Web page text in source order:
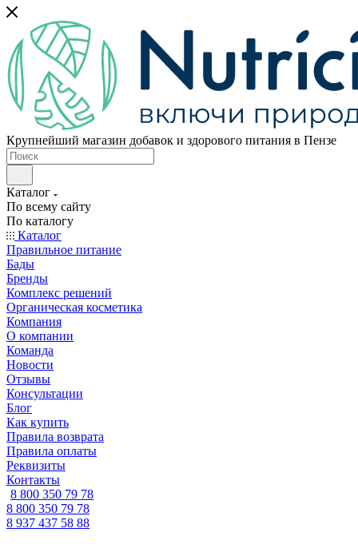
Крупнейший магазин добавок и здорового питания в Пензе
Каталог
По всему сайту
По каталогу
Каталог
Правильное питание
Бады
Бренды
Комплекс решений
Органическая косметика
Компания
О компании
Команда
Новости
Отзывы
Консультации
Блог
Как купить
Правила возврата
Правила оплаты
Реквизиты
Контакты
8 800 350 79 78
8 800 350 79 78
8 937 437 58 88